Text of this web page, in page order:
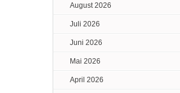
August 2026
Juli 2026
Juni 2026
Mai 2026
April 2026